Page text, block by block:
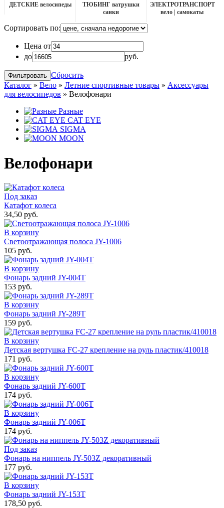
ДЕТСКИЕ велосипеды
ТЮБИНГ ватрушки
санки
ЭЛЕКТРОТРАНСПОРТ
вело | самокаты
Сортировать по:
Цена от
до
руб.
Сбросить
Каталог » Вело » Летние спортивные товары » Аксессуары
для велосипедов » Велофонари
Разные
CAT EYE
SIGMA
MOON
Велофонари
Под заказ
Катафот колеса
34,50 руб.
В корзину
Светоотражающая полоса JY-1006
105 руб.
В корзину
Фонарь задний JY-004Т
153 руб.
В корзину
Фонарь задний JY-289Т
159 руб.
В корзину
Детская вертушка FC-27 крепление на руль пластик/410018
171 руб.
В корзину
Фонарь задний JY-600Т
174 руб.
В корзину
Фонарь задний JY-006Т
174 руб.
Под заказ
Фонарь на ниппель JY-503Z декоративный
177 руб.
В корзину
Фонарь задний JY-153Т
178,50 руб.